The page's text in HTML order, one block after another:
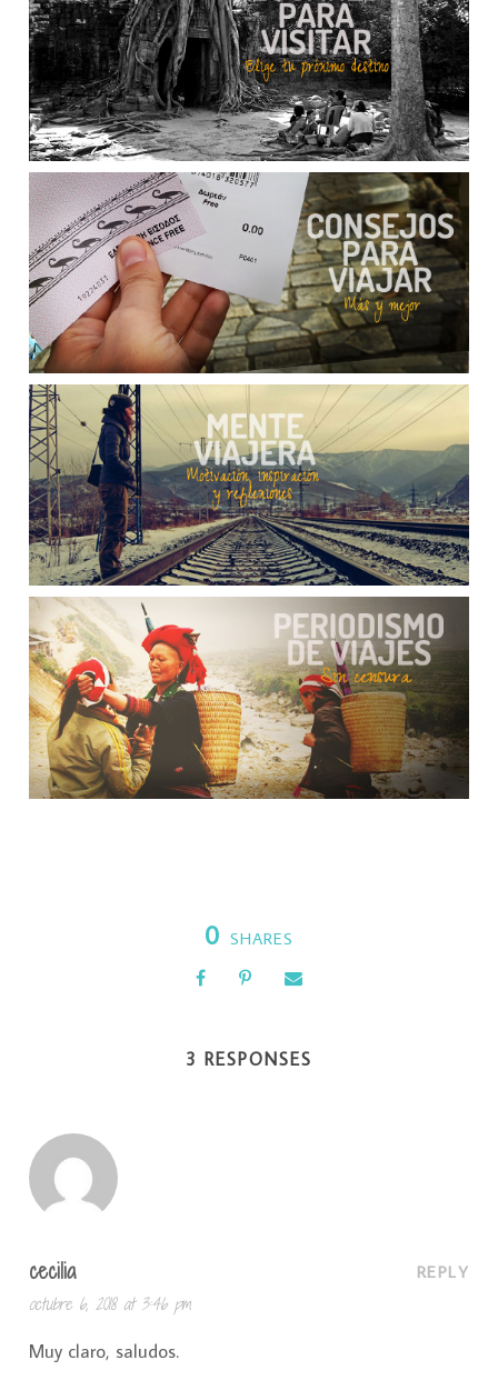
0 SHARES
3 RESPONSES
cecilia
octubre 6, 2018 at 3:46 pm
REPLY
Muy claro, saludos.